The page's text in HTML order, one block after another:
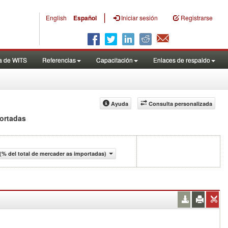
English Español | Iniciar sesión Registrarse
de WITS Referencias Capacitación Enlaces de respaldo
Consulta personalizada
Ayuda
del total de mercader as importadas)